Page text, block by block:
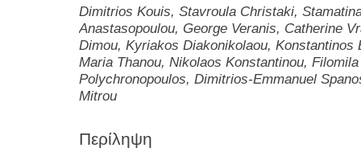
Dimitrios Kouis, Stavroula Christaki,
Anastasopoulou, George Veranis, Catherine
Dimou, Kyriakos Diakonikolaou, Konstantinos
Maria Thanou, Nikolaos Konstantinou,
Polychronopoulos, Dimitrios-Emmanuel
Mitrou
Περίληψη